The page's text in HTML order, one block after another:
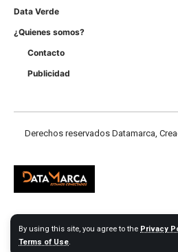
By using this site, you agree to the Privacy
Terms of Use.
Data Verde
¿Quienes somos?
Contacto
Publicidad
Derechos reservados Datamarca,